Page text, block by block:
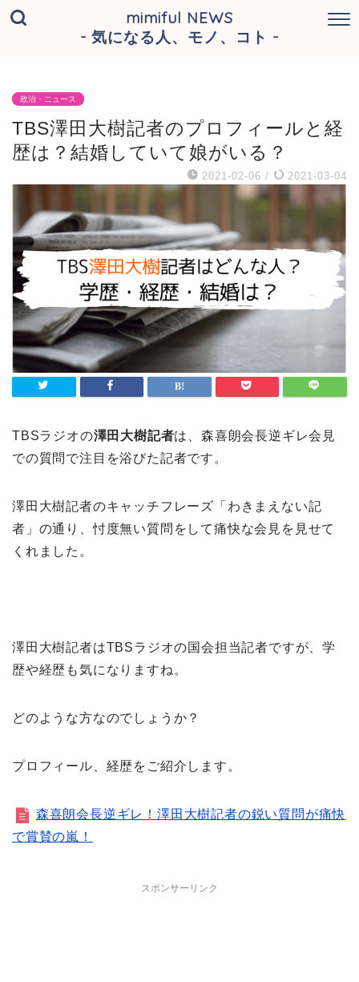
mimiful NEWS
- 気になる人、モノ、コト -
政治・ニュース
TBS澤田大樹記者のプロフィールと経
歴は？結婚していて娘がいる？
2021-02-06 / 2021-03-04
TBSラジオの澤田大樹記者は、森喜朗会長逆ギレ会見
での質問で注目を浴びた記者です。
澤田大樹記者のキャッチフレーズ「わきまえない記
者」の通り、忖度無い質問をして痛快な会見を見せて
くれました。
澤田大樹記者はTBSラジオの国会担当記者ですが、学
歴や経歴も気になりますね。
どのような方なのでしょうか？
プロフィール、経歴をご紹介します。
森喜朗会長逆ギレ！澤田大樹記者の鋭い質問が痛快
で賞賛の嵐！
スポンサーリンク